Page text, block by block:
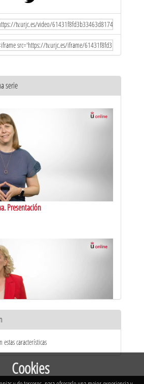
serie
Presentación
Presentación
características
Cookies